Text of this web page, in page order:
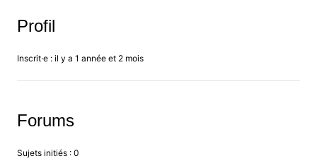
Profil
Inscrit·e : il y a 1 année et 2 mois
Forums
Sujets initiés : 0